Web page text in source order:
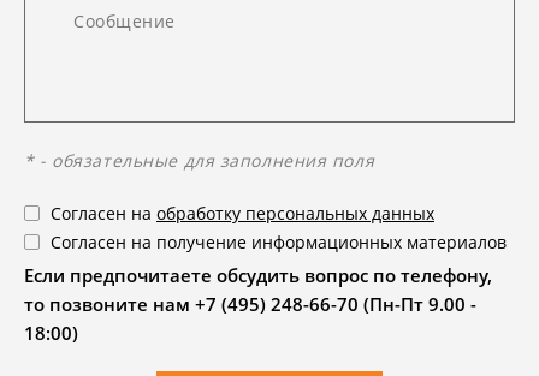
* - обязательные для заполнения поля
Согласен на обработку персональных данных
Согласен на получение информационных материалов
Если предпочитаете обсудить вопрос по телефону,
то позвоните нам +7 (495) 248-66-70 (Пн-Пт 9.00 -
18:00)